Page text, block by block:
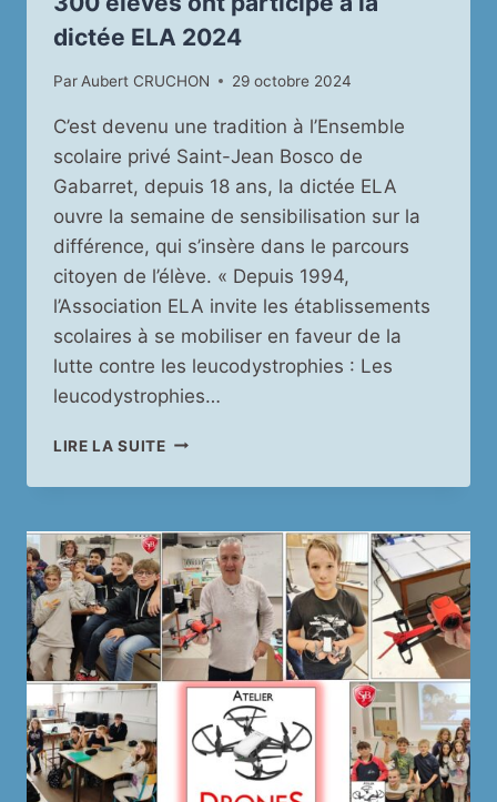
dictée ELA 2024
Par Aubert CRUCHON 29 octobre 2024
C’est devenu une tradition à l’Ensemble
scolaire privé Saint-Jean Bosco de
Gabarret, depuis 18 ans, la dictée ELA
ouvre la semaine de sensibilisation sur la
différence, qui s’insère dans le parcours
citoyen de l’élève. « Depuis 1994,
l’Association ELA invite les établissements
scolaires à se mobiliser en faveur de la
lutte contre les leucodystrophies : Les
leucodystrophies…
LIRE LA SUITE300
ONT
À
LA
DICTÉE
ELA
2024